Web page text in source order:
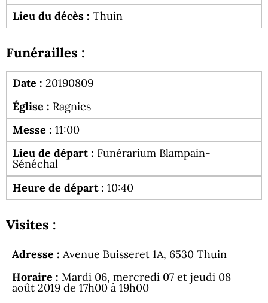
Lieu du décès : Thuin
Funérailles :
Date : 20190809
Église : Ragnies
Messe : 11:00
Lieu de départ : Funérarium Blampain-
Sénéchal
Heure de départ : 10:40
Visites :
Adresse : Avenue Buisseret 1A, 6530 Thuin
Horaire : Mardi 06, mercredi 07 et jeudi 08
août 2019 de 17h00 à 19h00